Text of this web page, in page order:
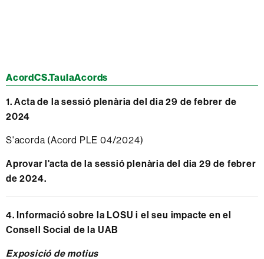
AcordCS.TaulaAcords
1. Acta de la sessió plenària del dia 29 de febrer de
2024
S'acorda (Acord PLE 04/2024)
Aprovar l'acta de la sessió plenària del dia 29 de febrer
de 2024.
4. Informació sobre la LOSU i el seu impacte en el
Consell Social de la UAB
Exposició de motius